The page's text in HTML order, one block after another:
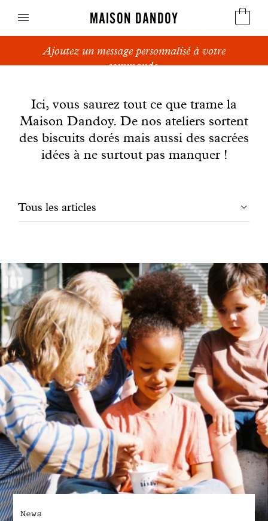
MAISON DANDOY
Speculoos
Pains sucrés
Gâteaux
Engagé avec bon sens
Manifesto
Dandoy Family
Boutiques
Mon compte
E-Shop
Ajoutez un message personnalisé à votre
commande.
Ici, vous saurez tout ce que trame la
Maison Dandoy. De nos ateliers sortent
des biscuits dorés mais aussi des sacrées
idées à ne surtout pas manquer !
Filtrer
Tous les articles
News